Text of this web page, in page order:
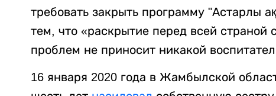
требовать закрыть программу "Астарлы
тем, что «раскрытие перед всей
проблем не приносит никакой
16 января 2020 года в Жамбылской